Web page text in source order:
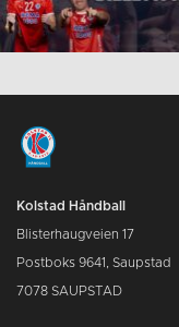
Kolstad Håndball
Blisterhaugveien 17
Postboks 9641, Saupstad
7078 SAUPSTAD